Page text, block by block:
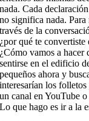
nada. Cada
no significa nada.
través de la
¿por qué te convertiste
¿Cómo vamos a hacer
sentirse en el edificio
pequeños ahora y
interesarían los
un canal en YouTube
Lo que hago es ir a la